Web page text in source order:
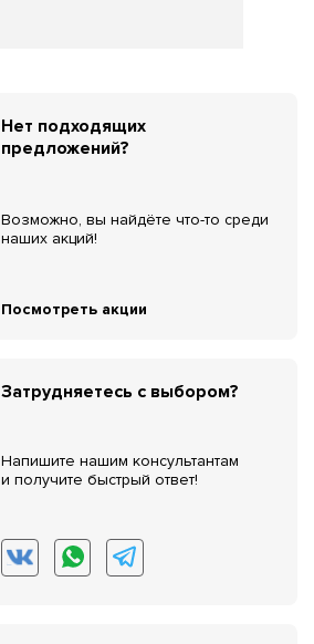
Нет подходящих
предложений?
Возможно, вы найдёте что-то среди
наших акций!
Посмотреть акции
Затрудняетесь с выбором?
Напишите нашим консультантам
и получите быстрый ответ!